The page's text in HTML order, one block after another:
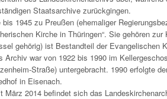
Staatsarchive zurückgingen.
bis 1945 zu Preußen (ehemaliger
Kirche in Thüringen“. Sie gehören
gehörig) ist Bestandteil der Evangelischen
Archiv war von 1922 bis 1990 im
Straße) untergebracht. 1990 erfolgte
in Eisenach.
März 2014 befindet sich das